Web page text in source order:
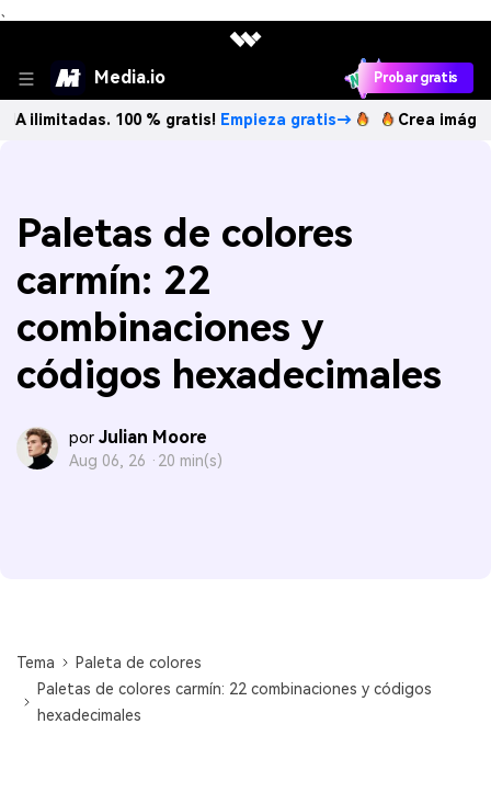
、
Media.io Probar gratis
100 % gratis!Empieza gratis→ Crea imágenes IA
Paletas de colores
carmín: 22
combinaciones y
códigos hexadecimales
por Julian Moore
Aug 06, 26 · 20 min(s)
Tema
Paleta de colores
Paletas de colores carmín: 22 combinaciones y códigos
hexadecimales